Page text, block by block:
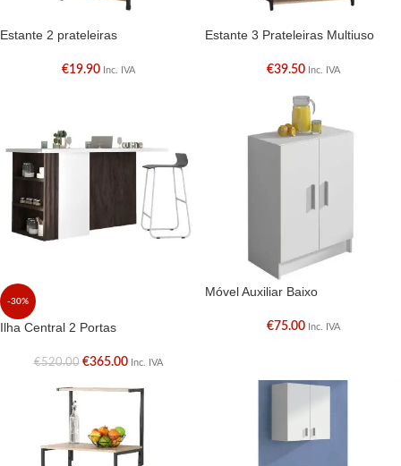
Estante 2 prateleiras
€19.90 Inc. IVA
Estante 3 Prateleiras Multiuso
€39.50 Inc. IVA
-30%
Ilha Central 2 Portas
€520.00 €365.00 Inc. IVA
Móvel Auxiliar Baixo
€75.00 Inc. IVA